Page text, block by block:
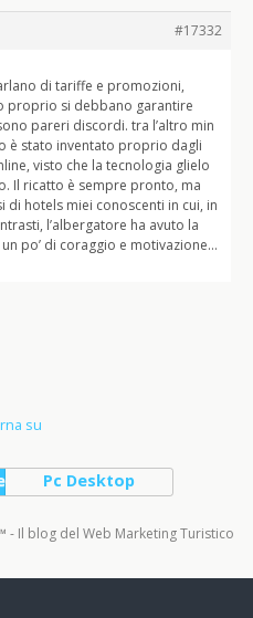
#17332
di tariffe e promozioni,
proprio si debbano garantire
pareri discordi. tra l’altro min
è stato inventato proprio dagli
visto che la tecnologia glielo
Il ricatto è sempre pronto, ma
di hotels miei conoscenti in cui, in
l’albergatore ha avuto la
po’ di coraggio e motivazione…
su
Pc Desktop
Il blog del Web Marketing Turistico